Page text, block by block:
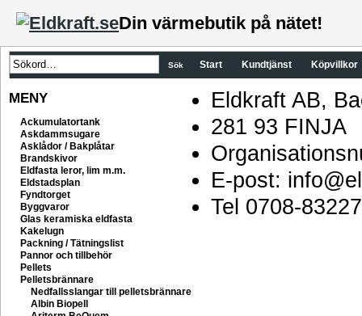
Din värmebutik på nätet!
Start Kundtjänst Köpvillkor
MENY
Ackumulatortank
Askdammsugare
Asklådor / Bakplåtar
Brandskivor
Eldfasta leror, lim m.m.
Eldstadsplan
Fyndtorget
Byggvaror
Glas keramiska eldfasta
Kakelugn
Packning / Tätningslist
Pannor och tillbehör
Pellets
Pelletsbrännare
Nedfallsslangar till pelletsbrännare
Albin Biopell
Eldkraft AB,
281 93 FINJA
E-post:
Tel 0708-